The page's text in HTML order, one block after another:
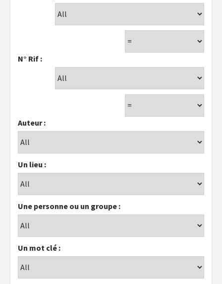
N° Rif :
Auteur :
Un lieu :
Une personne ou un groupe :
Un mot clé :